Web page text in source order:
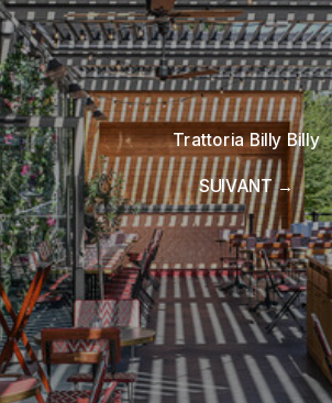
Trattoria Billy Billy
SUIVANT →